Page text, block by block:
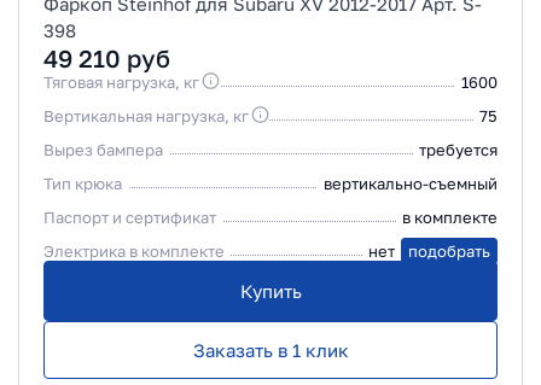
398
49 210 руб
Тяговая нагрузка, кг
1600
Вертикальная нагрузка, кг
75
Вырез бампера
требуется
Тип крюка
вертикально-съемный
Паспорт и сертификат
в комплекте
Электрика в комплекте
нет подобрать
Купить
Заказать в 1 клик